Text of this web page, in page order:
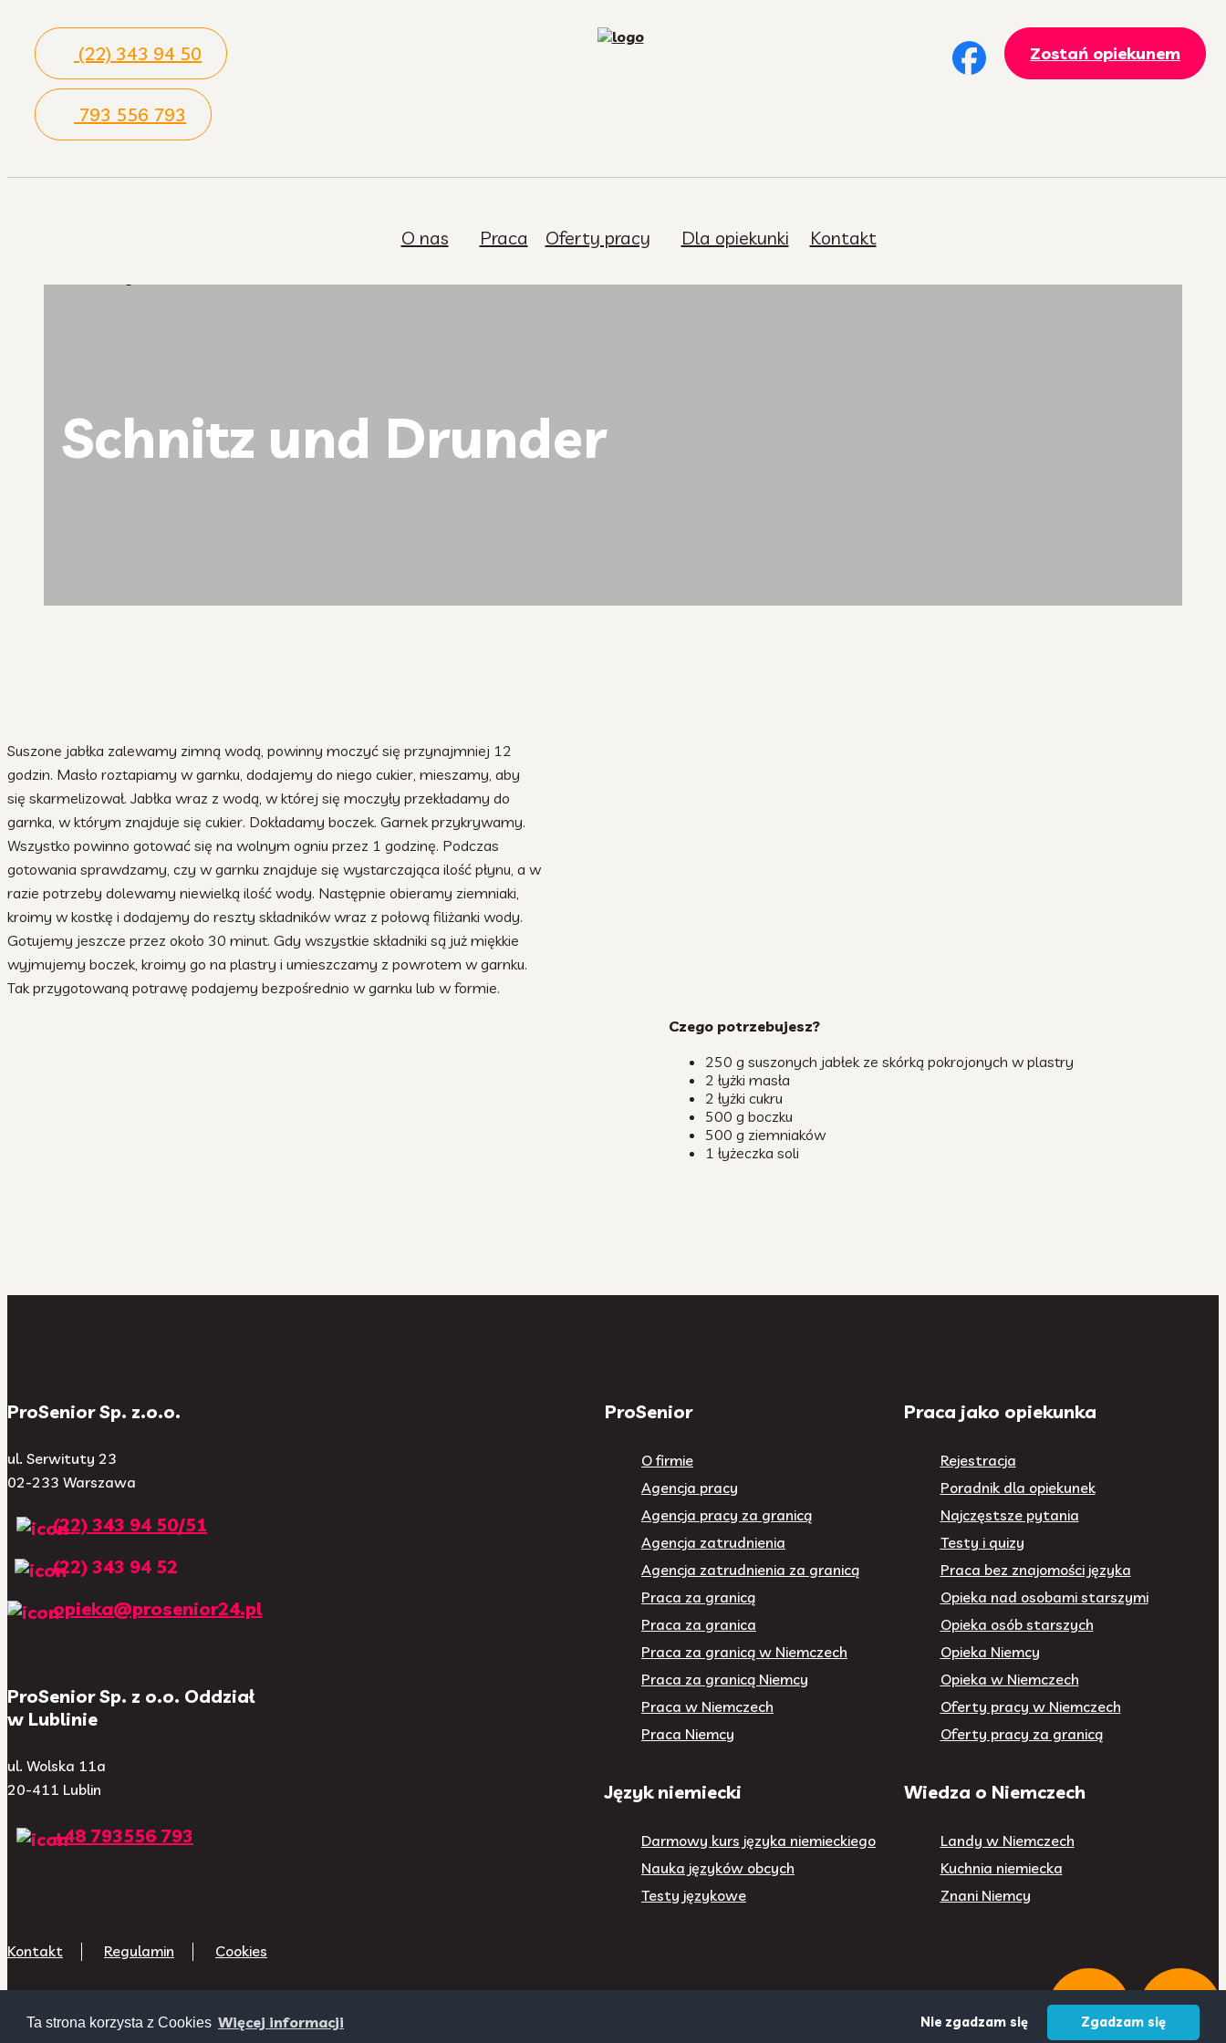
Ta strona korzysta z Cookies Więcej informacji Nie zgadzam się Zgadzam się
(22) 343 94 50
793 556 793
Zostań opiekunem
O nas Praca Oferty pracy Dla opiekunki Kontakt
Schnitz und Drunder
Suszone jabłka zalewamy zimną wodą, powinny moczyć się przynajmniej 12
godzin. Masło roztapiamy w garnku, dodajemy do niego cukier, mieszamy, aby
się skarmelizował. Jabłka wraz z wodą, w której się moczyły przekładamy do
garnka, w którym znajduje się cukier. Dokładamy boczek. Garnek przykrywamy.
Wszystko powinno gotować się na wolnym ogniu przez 1 godzinę. Podczas
gotowania sprawdzamy, czy w garnku znajduje się wystarczająca ilość płynu, a w
razie potrzeby dolewamy niewielką ilość wody. Następnie obieramy ziemniaki,
kroimy w kostkę i dodajemy do reszty składników wraz z połową filiżanki wody.
Gotujemy jeszcze przez około 30 minut. Gdy wszystkie składniki są już miękkie
wyjmujemy boczek, kroimy go na plastry i umieszczamy z powrotem w garnku.
Tak przygotowaną potrawę podajemy bezpośrednio w garnku lub w formie.
Czego potrzebujesz?
250 g suszonych jabłek ze skórką pokrojonych w plastry
2 łyżki masła
2 łyżki cukru
500 g boczku
500 g ziemniaków
1 łyżeczka soli
ProSenior Sp. z.o.o.
ul. Serwituty 23
02-233 Warszawa
(22) 343 94 50/51
(22) 343 94 52
opieka@prosenior24.pl
ProSenior Sp. z o.o. Oddział
w Lublinie
ul. Wolska 11a
20-411 Lublin
+48 793556 793
ProSenior
O firmie
Agencja pracy
Agencja pracy za granicą
Agencja zatrudnienia
Agencja zatrudnienia za granicą
Praca za granicą
Praca za granica
Praca za granicą w Niemczech
Praca za granicą Niemcy
Praca w Niemczech
Praca Niemcy
Język niemiecki
Darmowy kurs języka niemieckiego
Nauka języków obcych
Testy językowe
Praca jako opiekunka
Rejestracja
Poradnik dla opiekunek
Najczęstsze pytania
Testy i quizy
Praca bez znajomości języka
Opieka nad osobami starszymi
Opieka osób starszych
Opieka Niemcy
Opieka w Niemczech
Oferty pracy w Niemczech
Oferty pracy za granicą
Wiedza o Niemczech
Landy w Niemczech
Kuchnia niemiecka
Znani Niemcy
Kontakt Regulamin Cookies